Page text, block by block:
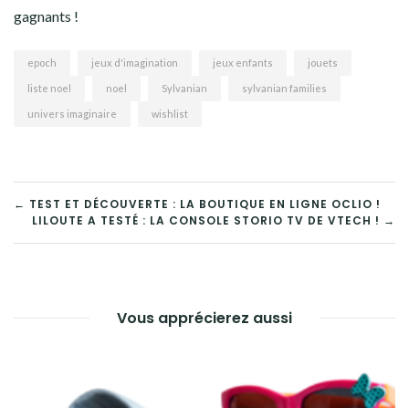
gagnants !
epoch jeux d'imagination jeux enfants jouets
liste noel noel Sylvanian sylvanian families
univers imaginaire wishlist
← TEST ET DÉCOUVERTE : LA BOUTIQUE EN LIGNE OCLIO !
LILOUTE A TESTÉ : LA CONSOLE STORIO TV DE VTECH ! →
Vous apprécierez aussi